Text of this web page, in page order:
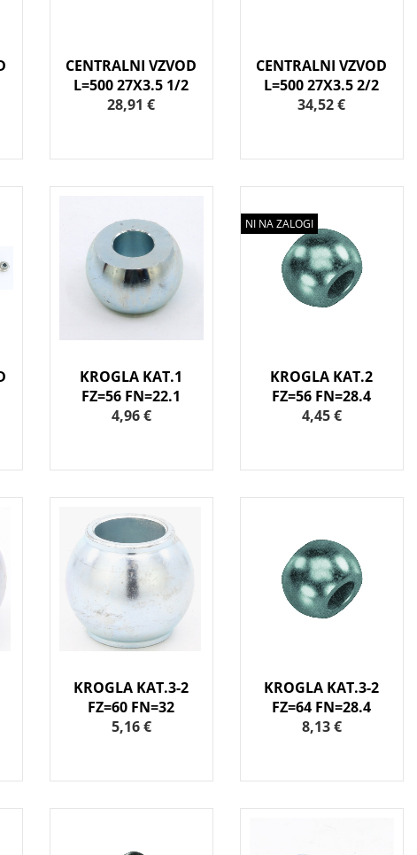
CENTRALNI VZVOD
L=500 27X3.5 1/2
28,91 €
CENTRALNI VZVOD
L=500 27X3.5 2/2
34,52 €
KROGLA KAT.1
FZ=56 FN=22.1
4,96 €
NI NA ZALOGI
KROGLA KAT.2
FZ=56 FN=28.4
4,45 €
KROGLA KAT.3-2
FZ=60 FN=32
5,16 €
KROGLA KAT.3-2
FZ=64 FN=28.4
8,13 €